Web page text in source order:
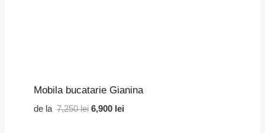
Mobila bucatarie Gianina
de la7,250lei Prețul
6,900 leiPrețul